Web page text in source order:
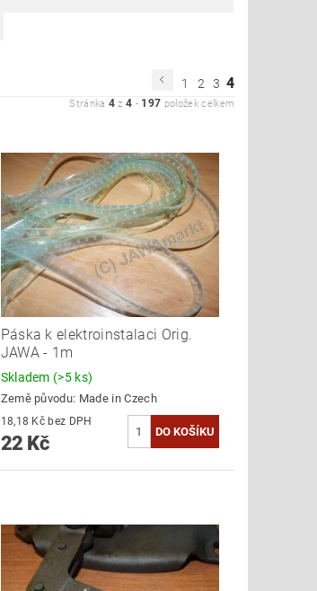
1 2 3 4
Stránka 4 z4 - 197 položek celkem
Páska k elektroinstalaci Orig.
JAWA - 1m
Skladem (>5 ks)
Země původu: Made in Czech
18,18 Kč bez DPH
22 Kč